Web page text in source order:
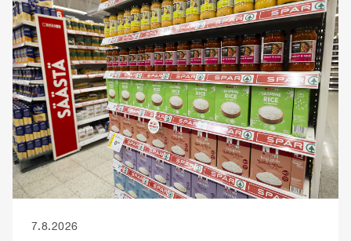
7.8.2026